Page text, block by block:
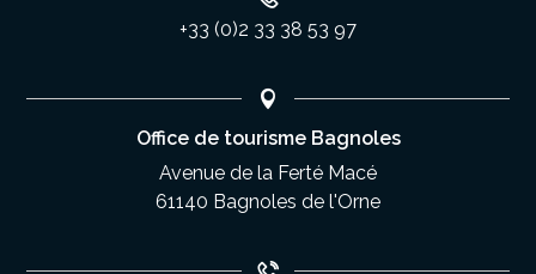
+33 (0)2 33 38 53 97
Office de tourisme Bagnoles
Avenue de la Ferté Macé
61140 Bagnoles de l'Orne